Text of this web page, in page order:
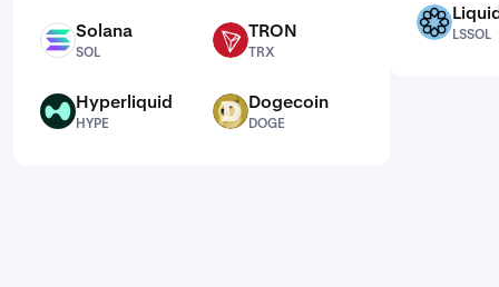
SOL Solana
SOL
TRX TRON
TRX
HYPE Hyperliquid
HYPE
DOGE Dogecoin
DOGE
LSSOL
LSSOL